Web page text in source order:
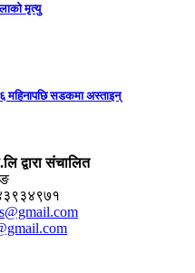
मृत्यु
महिनापछि सडकमा अस्ताइन्
द्वारा संचालित